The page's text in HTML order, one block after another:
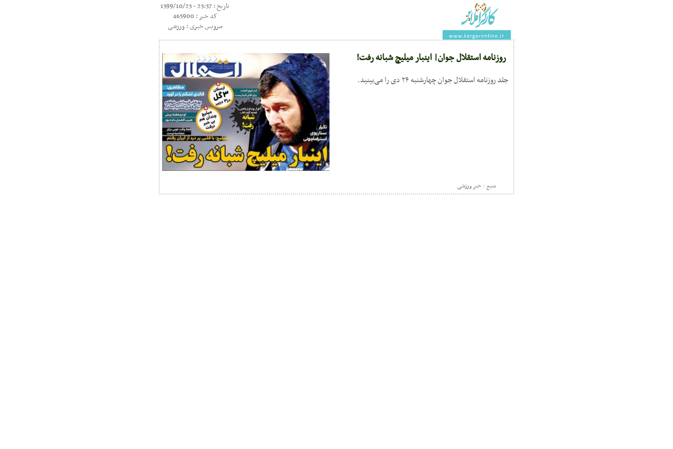
تاریخ : 23:37 - 1399/10/23
کد خبر : 465900
سرویس خبری : ورزشی
روزنامه استقلال جوان| اینبار میلیچ شبانه رفت!
جلد روزنامه استقلال جوان چهارشنبه ۲۴ دی را می‌بینید.
منبع : خبر ورزشی